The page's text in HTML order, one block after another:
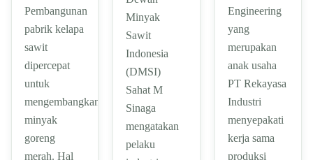
Pembangunan
pabrik kelapa
sawit
dipercepat
untuk
mengembangkan
minyak
goreng
merah. Hal
Minyak
Sawit
Indonesia
(DMSI)
Sahat M
Sinaga
mengatakan
pelaku
Engineering
yang
merupakan
anak usaha
PT Rekayasa
Industri
menyepakati
kerja sama
produksi